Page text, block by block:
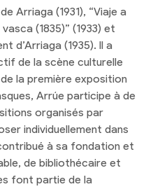
Arriaga (1931), “Viaje a
(1835)” (1933) et
d’Arriaga (1935). Il a
de la scène culturelle
la première exposition
Arrúe participe à de
organisés par
individuellement dans
à sa fondation et
de bibliothécaire et
font partie de la